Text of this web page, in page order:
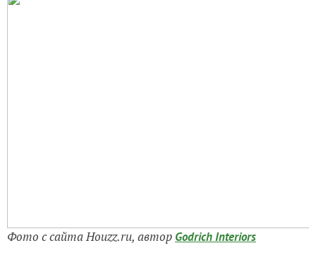
Фото с сайта Houzz.ru, автор Godrich Interiors